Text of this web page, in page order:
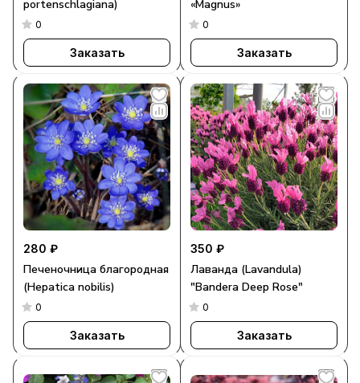
portenschlagiana)
0
Заказать
«Magnus»
0
Заказать
280 ₽
Печеночница благородная
(Hepatica nobilis)
0
Заказать
350 ₽
Лаванда (Lavandula)
"Bandera Deep Rose"
0
Заказать